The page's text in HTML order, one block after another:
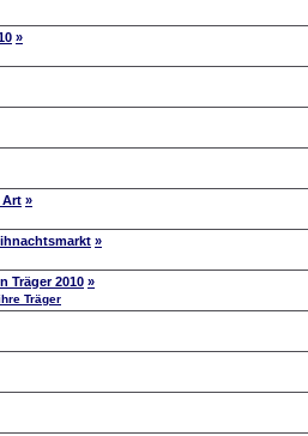
»
Art »
»
Träger 2010 »
Träger